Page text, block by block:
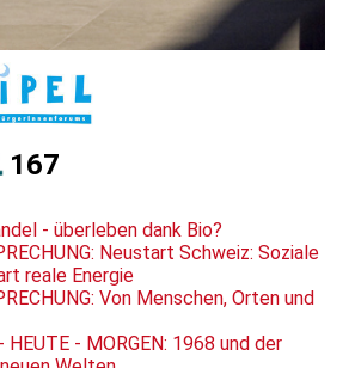
167
- überleben dank Bio?
Neustart Schweiz: Soziale
reale Energie
Von Menschen, Orten und
HEUTE - MORGEN: 1968 und der